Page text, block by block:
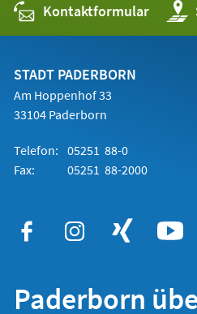
Kontaktformular
in
STADT PADERBORN
Am Hoppenhof 33
33104 Paderborn
Telefon: 05251 88-0
Fax:
05251 88-2000
Paderborn